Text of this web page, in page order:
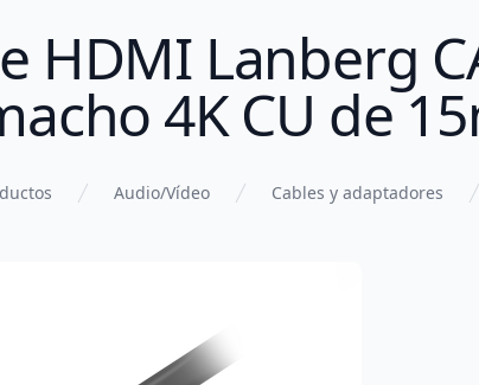
HDMI Lanberg
4K CU de
Audio/Vídeo Cables y adaptadores